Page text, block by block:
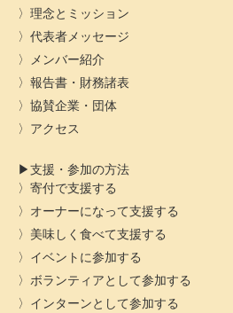
理念とミッション
代表者メッセージ
メンバー紹介
報告書・財務諸表
協賛企業・団体
アクセス
支援・参加の方法
寄付で支援する
オーナーになって支援する
美味しく食べて支援する
イベントに参加する
ボランティアとして参加する
インターンとして参加する